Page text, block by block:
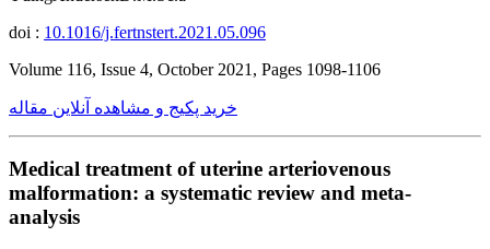
doi : 10.1016/j.fertnstert.2021.05.096
Volume 116, Issue 4, October 2021, Pages 1098-1106
خرید پکیج و مشاهده آنلاین مقاله
Medical treatment of uterine arteriovenous
malformation: a systematic review and meta-
analysis